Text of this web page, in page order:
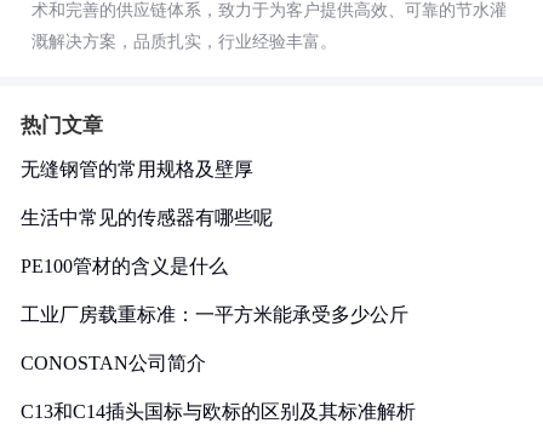
术和完善的供应链体系，致力于为客户提供高效、可靠的节水灌
溉解决方案，品质扎实，行业经验丰富。
热门文章
无缝钢管的常用规格及壁厚
生活中常见的传感器有哪些呢
PE100管材的含义是什么
工业厂房载重标准：一平方米能承受多少公斤
CONOSTAN公司简介
C13和C14插头国标与欧标的区别及其标准解析